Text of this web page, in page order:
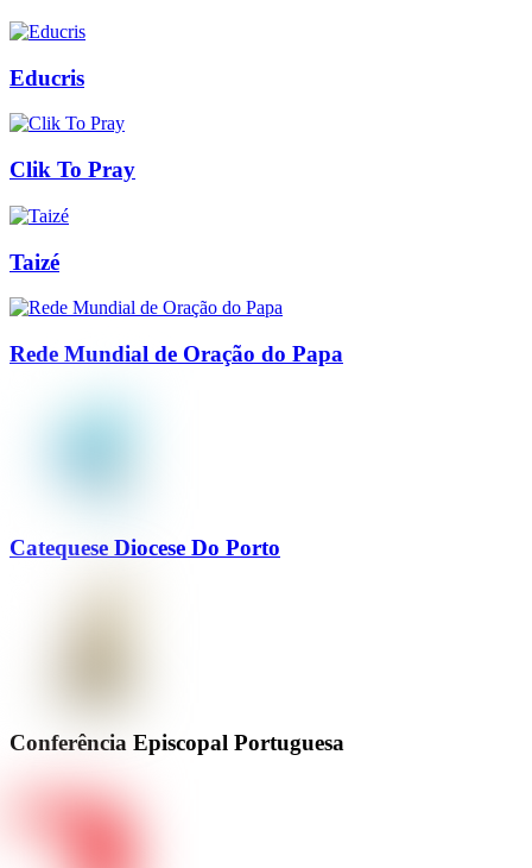
Educris
Clik To Pray
Taizé
Rede Mundial de Oração do Papa
Catequese Diocese Do Porto
Conferência Episcopal Portuguesa